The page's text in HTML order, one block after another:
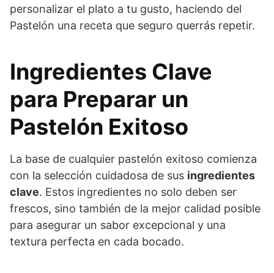
personalizar el plato a tu gusto, haciendo del
Pastelón una receta que seguro querrás repetir.
Ingredientes Clave
para Preparar un
Pastelón Exitoso
La base de cualquier pastelón exitoso comienza
con la selección cuidadosa de sus ingredientes
clave. Estos ingredientes no solo deben ser
frescos, sino también de la mejor calidad posible
para asegurar un sabor excepcional y una
textura perfecta en cada bocado.